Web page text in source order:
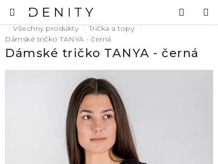
na
obsah
Hledat
Domů
Všechny produkty
Trička a topy
Dámské tričko TANYA - černá
Dámské tričko TANYA - černá